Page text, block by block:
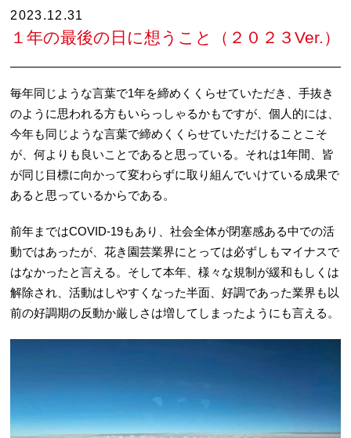
2023.12.31
１年の最後の日に想うこと（２０２３Ver.）
毎年同じような言葉で1年を締めくくらせていただき、手抜き
のように思われる方もいらっしゃるかもですが、個人的には、
今年も同じような言葉で締めくくらせていただけることこそ
が、何よりも良いことであると思っている。それは1年間、皆
が同じ目標に向かって変わらずに取り組んでいけている成果で
あると思っているからである。
前年まではCOVID-19もあり、社会全体が閉塞感ある中での活
動ではあったが、花き園芸業界にとっては必ずしもマイナスで
はなかったと言える。そして本年、様々な規制が緩和もしくは
解除され、活動はしやすくなった半面、好調であった業界も以
前の好調期の反動か厳しさは増してしまったようにも言える。